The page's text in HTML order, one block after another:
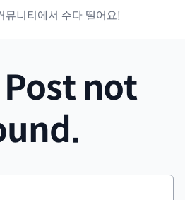
니티에서 수다 떨어요!
not